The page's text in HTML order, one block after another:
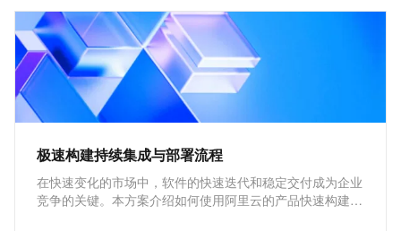
极速构建持续集成与部署流程
在快速变化的市场中，软件的快速迭代和稳定交付成为企业
竞争的关键。本方案介绍如何使用阿里云的产品快速构建持